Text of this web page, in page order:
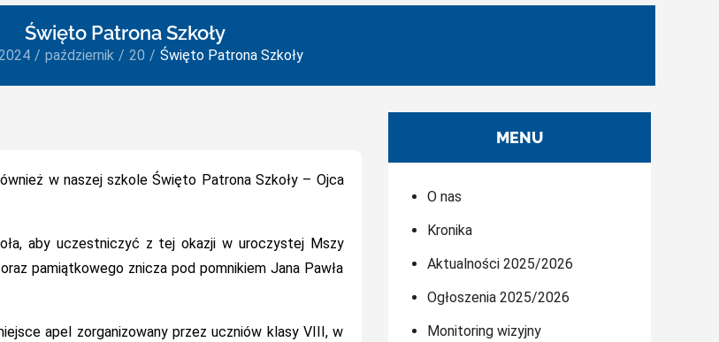
Święto Patrona Szkoły
październik 20 Święto Patrona Szkoły
w naszej szkole Święto Patrona Szkoły – Ojca
aby uczestniczyć z tej okazji w uroczystej Mszy
pamiątkowego znicza pod pomnikiem Jana Pawła
apel zorganizowany przez uczniów klasy VIII, w
MENU
O nas
Kronika
Aktualności 2025/2026
Ogłoszenia 2025/2026
Monitoring wizyjny